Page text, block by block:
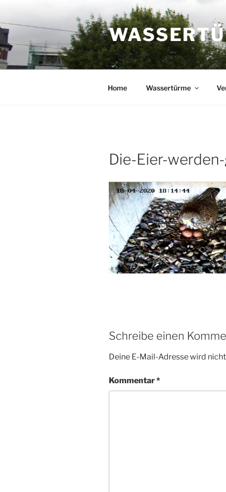
springen
Home Wassertürme
Die-Eier-
Schreibe einen
Deine E-Mail-Adresse wird
Kommentar*